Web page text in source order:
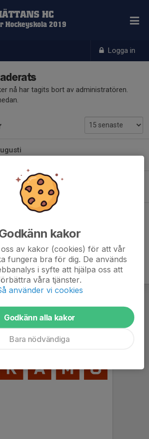
Logga in
HC
Hockeyskola 2019
nå har tagits bort av administratören.
0
kakor
av kakor (cookies) för att vår
fungera bra för dig. De används
i syfte att hjälpa oss att
våra tjänster.
använder vi cookies
Godkänn alla kakor
Bara nödvändiga